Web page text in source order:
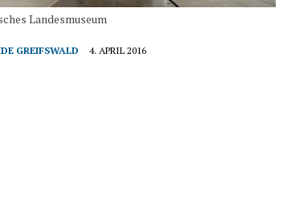
Landesmuseum
GREIFSWALD 4. APRIL 2016